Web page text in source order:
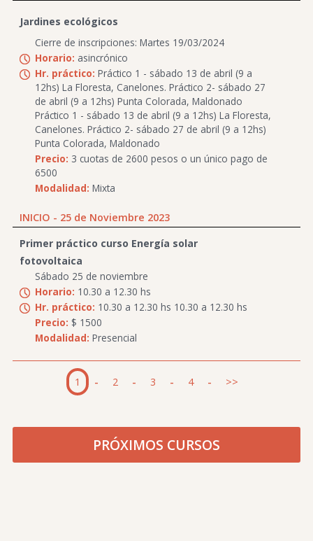
Jardines ecológicos
Cierre de inscripciones: Martes 19/03/2024
Horario: asincrónico
Hr. práctico: Práctico 1 - sábado 13 de abril (9 a
12hs) La Floresta, Canelones. Práctico 2- sábado 27
de abril (9 a 12hs) Punta Colorada, Maldonado
Práctico 1 - sábado 13 de abril (9 a 12hs) La Floresta,
Canelones. Práctico 2- sábado 27 de abril (9 a 12hs)
Punta Colorada, Maldonado
Precio: 3 cuotas de 2600 pesos o un único pago de
6500
Modalidad: Mixta
INICIO - 25 de Noviembre 2023
Primer práctico curso Energía solar
fotovoltaica
Sábado 25 de noviembre
Horario: 10.30 a 12.30 hs
Hr. práctico: 10.30 a 12.30 hs 10.30 a 12.30 hs
Precio: $ 1500
Modalidad: Presencial
1 - 2 - 3 - 4 - >>
PRÓXIMOS CURSOS